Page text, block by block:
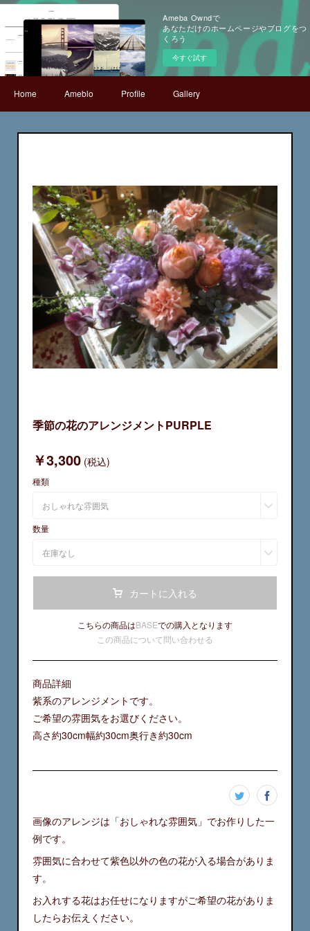
Ameba Owndで
あなただけのホームページやブログをつ
くろう
今すぐ試す
Home Ameblo Profile Gallery
季節の花のアレンジメントPURPLE
￥3,300 (税込)
種類
おしゃれな雰囲気
数量
在庫なし
カートに入れる
こちらの商品はBASEでの購入となります
この商品について問い合わせる
商品詳細
紫系のアレンジメントです。
ご希望の雰囲気をお選びください。
高さ約30cm幅約30cm奥行き約30cm
画像のアレンジは「おしゃれな雰囲気」でお作りした一
例です。
雰囲気に合わせて紫色以外の色の花が入る場合がありま
す。
お入れする花はお任せになりますがご希望の花がありま
したらお伝えください。